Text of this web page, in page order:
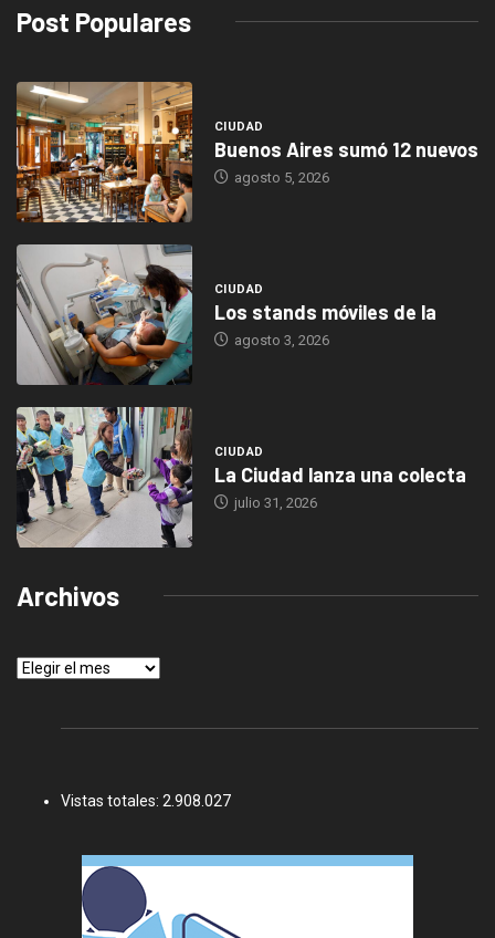
Post Populares
CIUDAD
Buenos Aires sumó 12 nuevos
agosto 5, 2026
CIUDAD
Los stands móviles de la
agosto 3, 2026
CIUDAD
La Ciudad lanza una colecta
julio 31, 2026
Archivos
Archivos
Vistas totales: 2.908.027